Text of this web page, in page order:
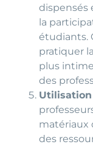
dispensés
la
étudiants.
pratiquer
plus
des
matériaux
des